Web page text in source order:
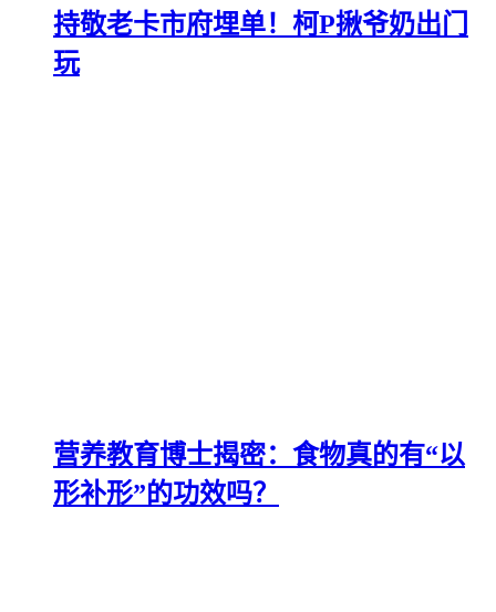
持敬老卡市府埋单！柯P揪爷奶出门
玩
营养教育博士揭密：食物真的有“以
形补形”的功效吗？